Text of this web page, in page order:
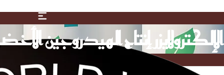
الإلكترولايزر إنتاج الهيدروجين